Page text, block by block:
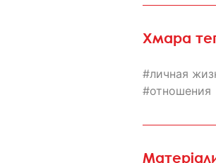
Хмара
личная
отношения